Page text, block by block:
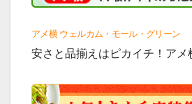
アメ横 ウェルカム・モール・グリーン
安さと品揃えはピカイチ！アメ